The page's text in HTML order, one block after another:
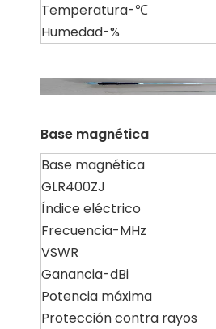
Temperatura-℃
Humedad-%
Base magnética
Base magnética
GLR400ZJ
Índice eléctrico
Frecuencia-MHz
VSWR
Ganancia-dBi
Potencia máxima
Protección contra rayos